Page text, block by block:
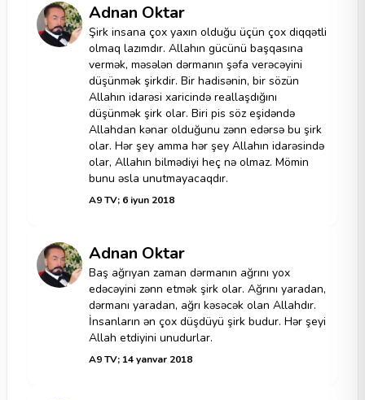
Adnan Oktar
Şirk insana çox yaxın olduğu üçün çox diqqətli
olmaq lazımdır. Allahın gücünü başqasına
vermək, məsələn dərmanın şəfa verəcəyini
düşünmək şirkdir. Bir hadisənin, bir sözün
Allahın idarəsi xaricində reallaşdığını
düşünmək şirk olar. Biri pis söz eşidəndə
Allahdan kənar olduğunu zənn edərsə bu şirk
olar. Hər şey amma hər şey Allahın idarəsində
olar, Allahın bilmədiyi heç nə olmaz. Mömin
bunu əsla unutmayacaqdır.
A9 TV; 6 iyun 2018
Adnan Oktar
Baş ağrıyan zaman dərmanın ağrını yox
edəcəyini zənn etmək şirk olar. Ağrını yaradan,
dərmanı yaradan, ağrı kəsəcək olan Allahdır.
İnsanların ən çox düşdüyü şirk budur. Hər şeyi
Allah etdiyini unudurlar.
A9 TV; 14 yanvar 2018